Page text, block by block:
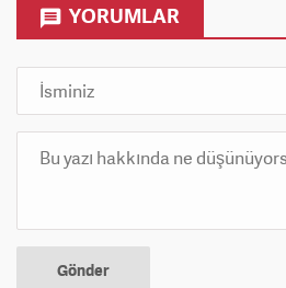
YORUMLAR
Gönder